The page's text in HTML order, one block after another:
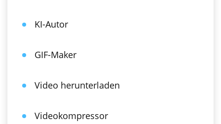
KI-Autor
GIF-Maker
Video herunterladen
Videokompressor